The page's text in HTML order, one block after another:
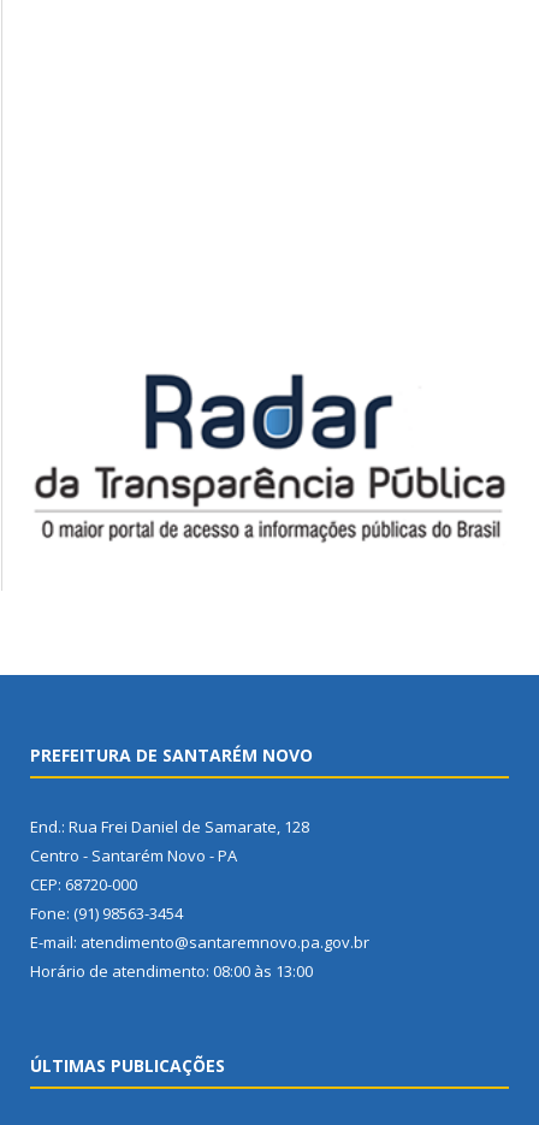
PREFEITURA DE SANTARÉM NOVO
End.: Rua Frei Daniel de Samarate, 128
Centro - Santarém Novo - PA
CEP: 68720-000
Fone: (91) 98563-3454
E-mail: atendimento@santaremnovo.pa.gov.br
Horário de atendimento: 08:00 às 13:00
ÚLTIMAS PUBLICAÇÕES